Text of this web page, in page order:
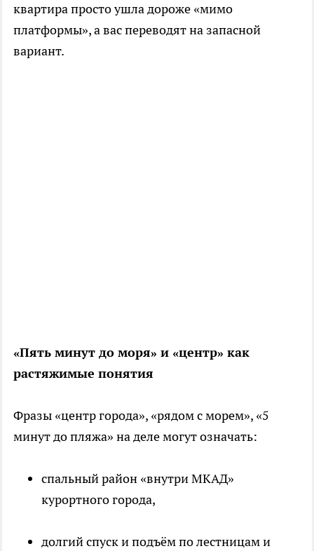
квартира просто ушла дороже «мимо
платформы», а вас переводят на запасной
вариант.
«Пять минут до моря» и «центр» как
растяжимые понятия
Фразы «центр города», «рядом с морем», «5
минут до пляжа» на деле могут означать:
спальный район «внутри МКАД»
курортного города,
долгий спуск и подъём по лестницам и